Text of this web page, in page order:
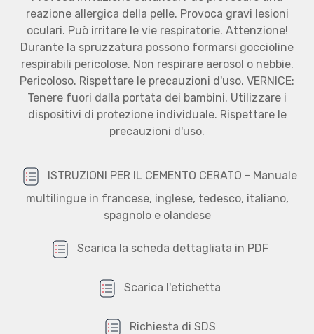
reazione allergica della pelle. Provoca gravi lesioni
oculari. Può irritare le vie respiratorie. Attenzione!
Durante la spruzzatura possono formarsi goccioline
respirabili pericolose. Non respirare aerosol o nebbie.
Pericoloso. Rispettare le precauzioni d'uso. VERNICE:
Tenere fuori dalla portata dei bambini. Utilizzare i
dispositivi di protezione individuale. Rispettare le
precauzioni d'uso.
ISTRUZIONI PER IL CEMENTO CERATO - Manuale
multilingue in francese, inglese, tedesco, italiano,
spagnolo e olandese
Scarica la scheda dettagliata in PDF
Scarica l'etichetta
Richiesta di SDS